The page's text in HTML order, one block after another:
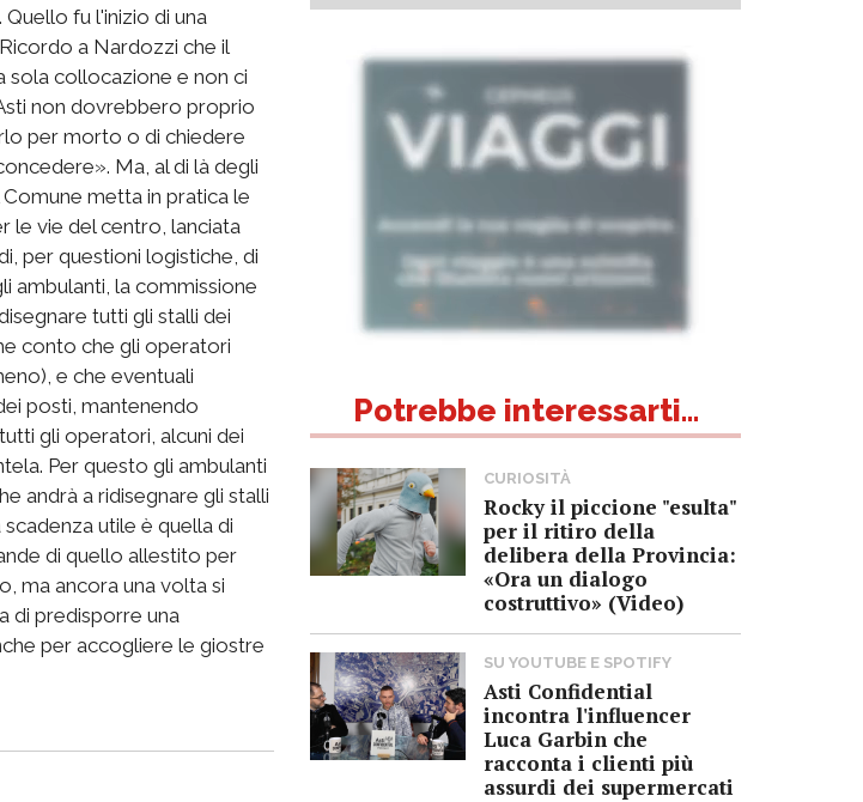
fu l'inizio di una
a Nardozzi che il
sola collocazione e non ci
non dovrebbero proprio
per morto o di chiedere
Ma, al di là degli
metta in pratica le
le vie del centro, lanciata
per questioni logistiche, di
ambulanti, la commissione
tutti gli stalli dei
conto che gli operatori
e che eventuali
posti, mantenendo
gli operatori, alcuni dei
Per questo gli ambulanti
andrà a ridisegnare gli stalli
utile è quella di
di quello allestito per
ma ancora una volta si
di predisporre una
per accogliere le giostre
Potrebbe interessarti...
CURIOSITÀ
Rocky il piccione "esulta"
per il ritiro della
delibera della Provincia:
«Ora un dialogo
costruttivo» (Video)
SU YOUTUBE E SPOTIFY
Asti Confidential
incontra l'influencer
Luca Garbin che
racconta i clienti più
assurdi dei supermercati